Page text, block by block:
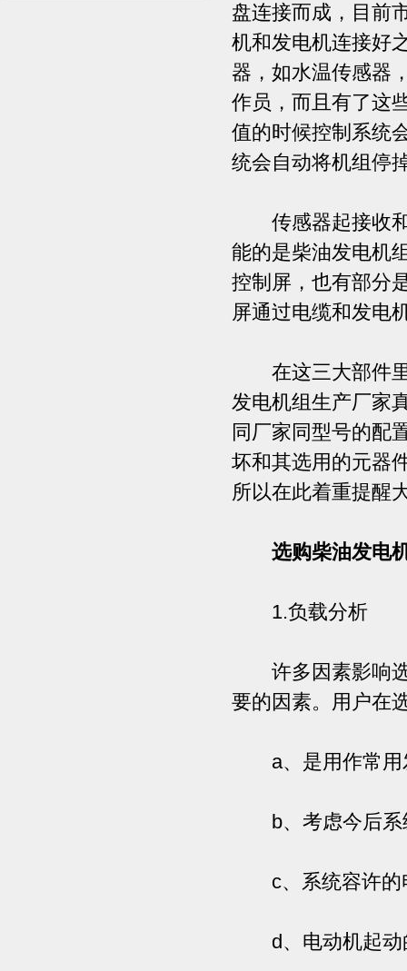
盘连接而成，目前
机和发电机连接好
器，如水温传感器
作员，而且有了这
值的时候控制系统
统会自动将机组停
传感器起接收和
能的是柴油发电机
控制屏，也有部分
屏通过电缆和发电
在这三大部件里
发电机组生产厂家
同厂家同型号的配
坏和其选用的元器
所以在此着重提醒
选购柴油发电
1.负载分析
许多因素影响选
要的因素。用户在
a、是用作常用
b、考虑今后系
c、系统容许的
d、电动机起动